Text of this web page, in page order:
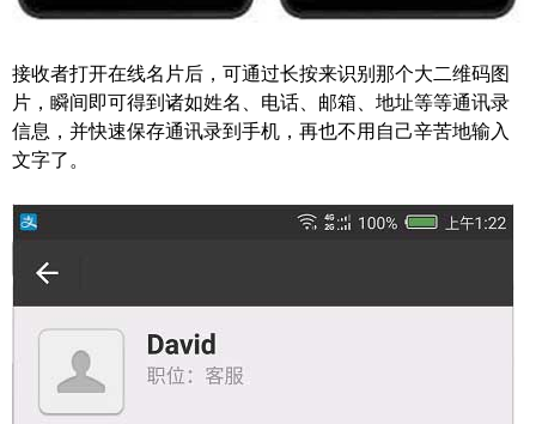
接收者打开在线名片后，可通过长按来识别那个大二维码图
片，瞬间即可得到诸如姓名、电话、邮箱、地址等等通讯录
信息，并快速保存通讯录到手机，再也不用自己辛苦地输入
文字了。